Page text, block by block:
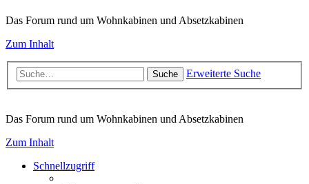
Das Forum rund um Wohnkabinen und Absetzkabinen
Zum Inhalt
Suche Erweiterte Suche
Das Forum rund um Wohnkabinen und Absetzkabinen
Zum Inhalt
Schnellzugriff